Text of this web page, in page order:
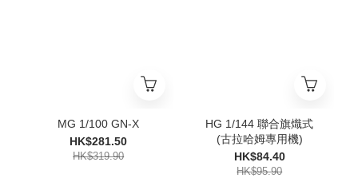
MG 1/100 GN-X
HK$281.50
HK$319.90
HG 1/144 聯合旗熾式
(古拉哈姆專用機)
HK$84.40
HK$95.90